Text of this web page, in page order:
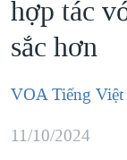
Tới
nội
chính
điều
HOA KỲ
BIỂN ĐÔNG
THẾ GIỚI
DIỄN ĐÀN
hợp tác
sắc hơn
VOA Tiếng Việt
11/10/2024